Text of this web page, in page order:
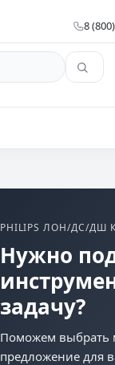
8
PHILIPS ЛОН/ДС/ДШ
Нужно
задачу?
Поможем выбрать
предложение для